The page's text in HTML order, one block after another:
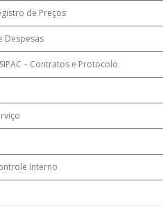
de Preços
Despesas
– Contratos e Protocolo
Interno